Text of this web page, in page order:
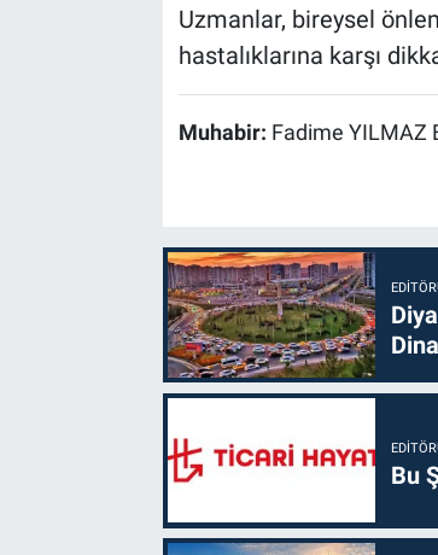
Uzmanlar, bireysel
hastalıklarına karşı
Muhabir: Fadime YILMAZ
Bu